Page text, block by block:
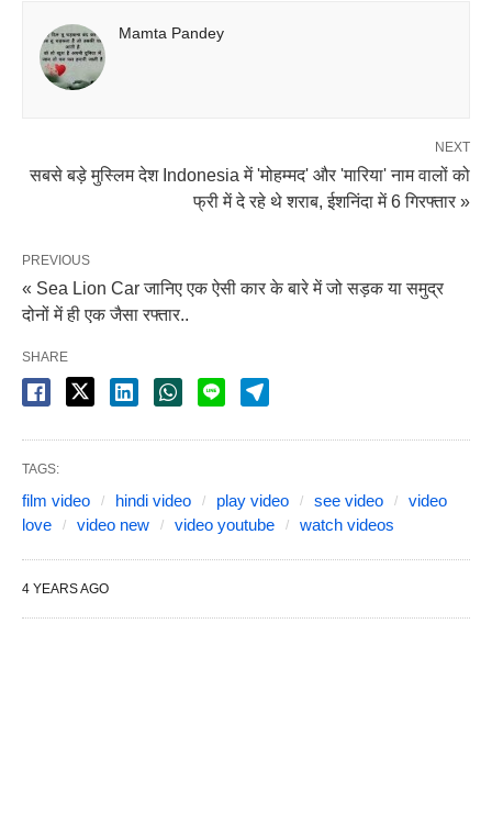
Mamta Pandey
NEXT
सबसे बड़े मुस्लिम देश Indonesia में 'मोहम्मद' और 'मारिया' नाम वालों को
फ्री में दे रहे थे शराब, ईशनिंदा में 6 गिरफ्तार »
PREVIOUS
« Sea Lion Car जानिए एक ऐसी कार के बारे में जो सड़क या समुद्र
दोनों में ही एक जैसा रफ्तार..
SHARE
TAGS:
film video hindi video play video see video
video
love
video new video youtube watch videos
4 YEARS AGO